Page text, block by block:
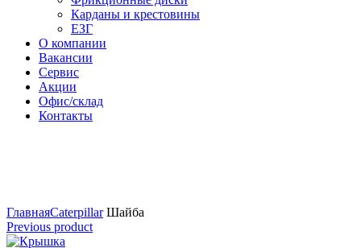
Карданы и крестовины
ЕЗГ
О компании
Вакансии
Сервис
Акции
Офис/склад
Контакты
ГлавнаяCaterpillarШайба
Previous product